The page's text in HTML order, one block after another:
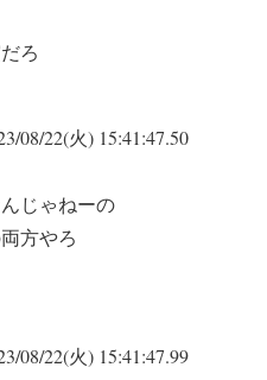
ろ
08/22(火) 15:41:47.50
じゃねーの
方やろ
08/22(火) 15:41:47.99